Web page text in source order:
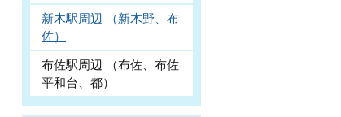
新木駅周辺 （新木野、布
佐）
布佐駅周辺 （布佐、布佐
平和台、都）